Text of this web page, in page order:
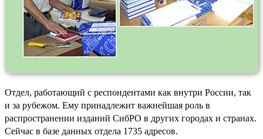
Отдел, работающий с респондентами как внутри России, так
и за рубежом. Ему принадлежит важнейшая роль в
распространении изданий СибРО в других городах и странах.
Сейчас в базе данных отдела 1735 адресов.